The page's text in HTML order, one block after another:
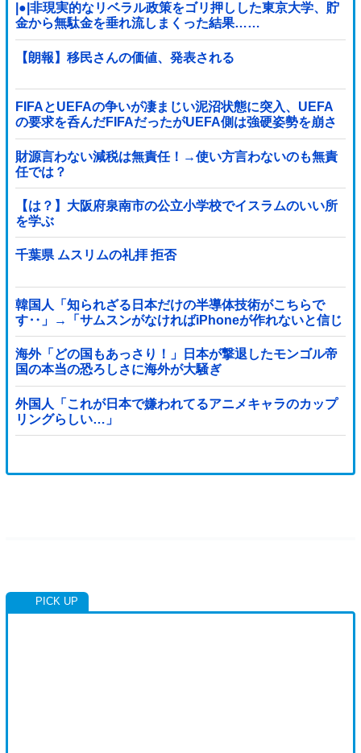
|●|非現実的なリベラル政策をゴリ押しした東京大学、貯
金から無駄金を垂れ流しまくった結果……
【朗報】移民さんの価値、発表される
FIFAとUEFAの争いが凄まじい泥沼状態に突入、UEFA
の要求を呑んだFIFAだったがUEFA側は強硬姿勢を崩さ
ず……
財源言わない減税は無責任！→使い方言わないのも無責
任では？
【は？】大阪府泉南市の公立小学校でイスラムのいい所
を学ぶ
千葉県 ムスリムの礼拝 拒否
韓国人「知られざる日本だけの半導体技術がこちらで
す‥」→「サムスンがなければiPhoneが作れないと信じ
ていたのに‥」
海外「どの国もあっさり！」日本が撃退したモンゴル帝
国の本当の恐ろしさに海外が大騒ぎ
外国人「これが日本で嫌われてるアニメキャラのカップ
リングらしい…」